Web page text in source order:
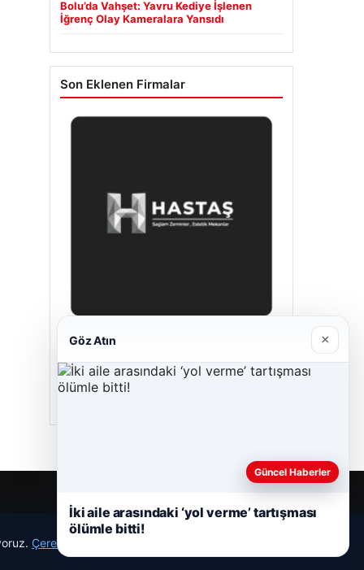
Bolu’da Vahşet: Yavru Kediye İşlenen
İğrenç Olay Kameralara Yansıdı
Son Eklenen Firmalar
Hastaş Beton
05/26/2026
Çerez Politikamız
Göz Atın ×
Güncel Haberler
İki aile arasındaki ‘yol verme’ tartışması
ölümle bitti!